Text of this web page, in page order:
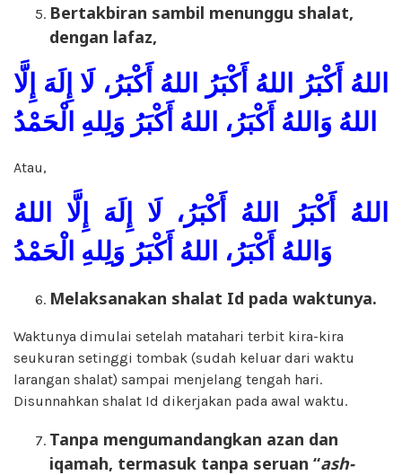
Bertakbiran sambil menunggu shalat,
dengan lafaz,
اللهُ أَكْبَرُ اللهُ أَكْبَرُ اللهُ أَكْبَرُ، لَا إِلَهَ إِلَّا
اللهُ وَاللهُ أَكْبَرُ، اللهُ أَكْبَرُ وَلِلهِ الْحَمْدُ
Atau,
اللهُ أَكْبَرُ اللهُ أَكْبَرُ، لَا إِلَهَ إِلَّا اللهُ
وَاللهُ أَكْبَرُ، اللهُ أَكْبَرُ وَلِلهِ الْحَمْدُ
Melaksanakan shalat Id pada waktunya.
Waktunya dimulai setelah matahari terbit kira-kira
seukuran setinggi tombak (sudah keluar dari waktu
larangan shalat) sampai menjelang tengah hari.
Disunnahkan shalat Id dikerjakan pada awal waktu.
Tanpa mengumandangkan azan dan
iqamah, termasuk tanpa seruan “ash-